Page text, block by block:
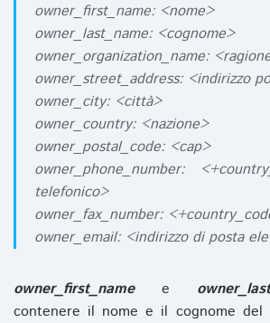
owner_first_name: <nome>
owner_last_name: <cognome>
owner_organization_name:
owner_street_address: <indirizzo
owner_city: <città>
owner_country: <nazione>
owner_postal_code: <cap>
owner_phone_number:
telefonico>
owner_fax_number:
owner_email: <indirizzo di posta
owner_first_namee
contenere il nome e il cognome del